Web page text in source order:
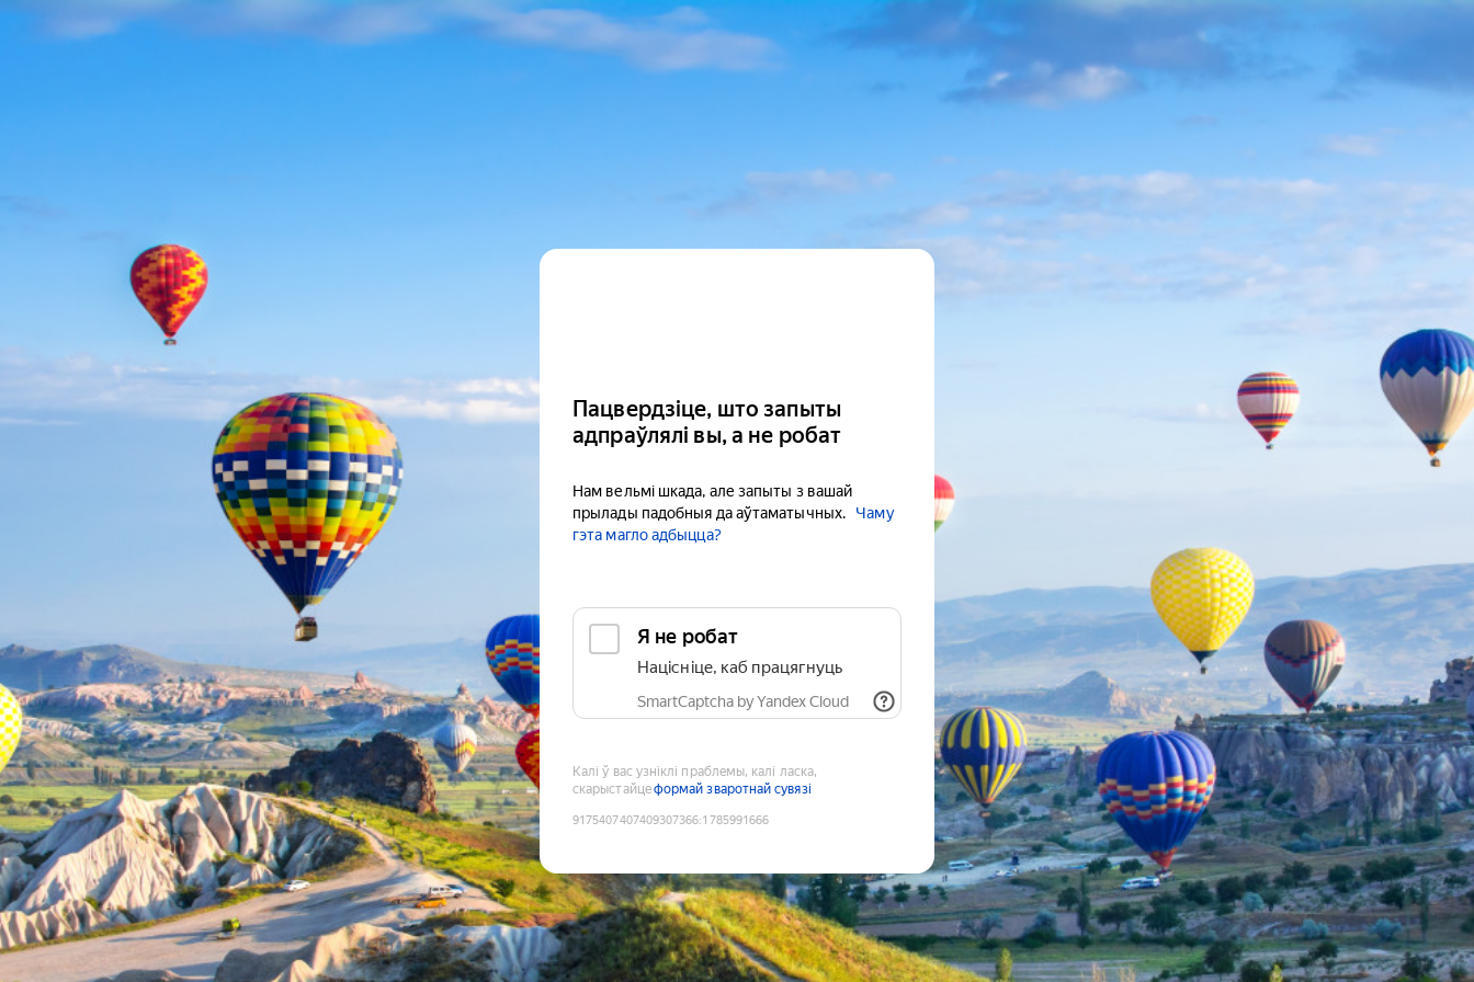
Пацвердзіце, што запыты
адпраўлялі вы, а не робат
Нам вельмі шкада, але запыты з вашай
прылады падобныя да аўтаматычных.
Чаму
гэта магло адбыцца?
Я не робат
Націсніце, каб працягнуць
SmartCaptcha by Yandex Cloud
Калі ў вас узніклі праблемы, калі ласка,
скарыстайцеформай зваротнай сувязі
9175407407409307366:1785991666